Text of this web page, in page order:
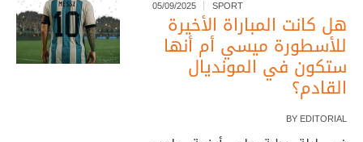
05/09/2025 SPORT
هل كانت المباراة الأخيرة
للأسطورة ميسي أم أنها
ستكون في المونديال
القادم؟
BY EDITORIAL